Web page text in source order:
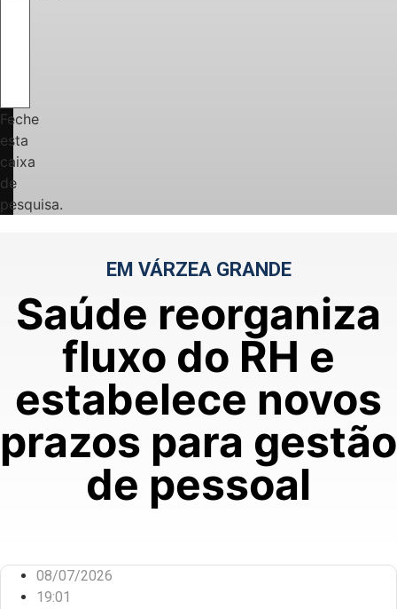
Feche
esta
caixa
de
pesquisa.
EM VÁRZEA GRANDE
Saúde reorganiza
fluxo do RH e
estabelece novos
prazos para gestão
de pessoal
08/07/2026
19:01